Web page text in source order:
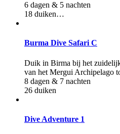
6 dagen & 5 nachten
18 duiken…
Burma Dive Safari C
Duik in Birma bij het
van het Mergui Archipelago
8 dagen & 7 nachten
26 duiken
Dive Adventure 1